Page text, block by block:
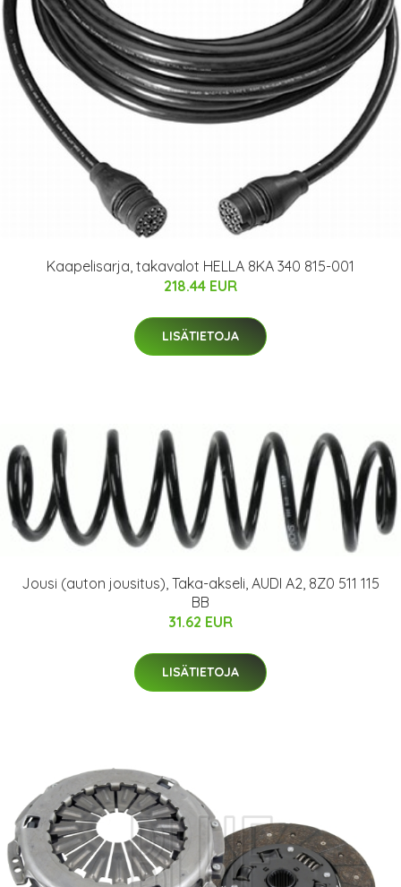
Kaapelisarja, takavalot HELLA 8KA 340 815-001
218.44 EUR
LISÄTIETOJA
Jousi (auton jousitus), Taka-akseli, AUDI A2, 8Z0 511 115
BB
31.62 EUR
LISÄTIETOJA